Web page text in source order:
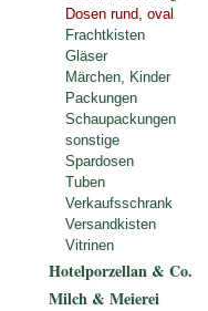
Dosen rund, oval
Frachtkisten
Gläser
Märchen, Kinder
Packungen
Schaupackungen
sonstige
Spardosen
Tuben
Verkaufsschrank
Versandkisten
Vitrinen
Hotelporzellan & Co.
Milch & Meierei